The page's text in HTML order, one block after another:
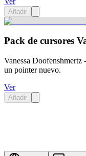
Añadir
Pack de cursores
Vanessa Doofenshmertz
un pointer nuevo.
Ver
Añadir